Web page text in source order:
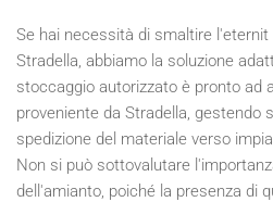
Se hai necessità di smaltire
Stradella, abbiamo la soluzione
stoccaggio autorizzato è pronto ad
proveniente da Stradella, gestendo
spedizione del materiale verso
Non si può sottovalutare
dell'amianto, poiché la presenza di